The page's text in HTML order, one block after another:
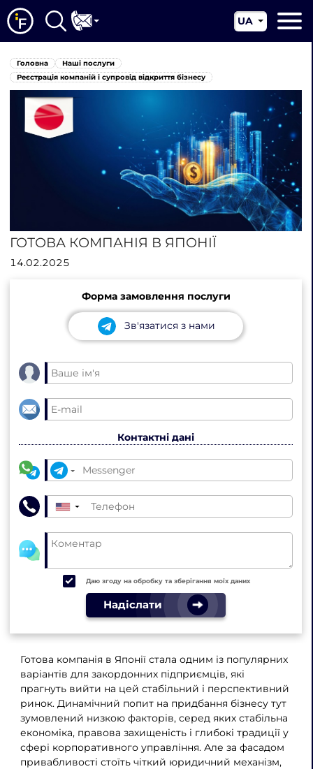
Про нас
Наші послуги
Новини
Юрисдикції
Контакти
UA
EN
Головна
Наші послуги
Реєстрація компаній і супровід відкриття бізнесу
ГОТОВА КОМПАНІЯ В ЯПОНІЇ
14.02.2025
Форма замовлення послуги
Зв'язатися з нами
Контактні дані
▼
Даю згоду на обробку та зберігання моїх даних
Надіслати
Готова компанія в Японії стала одним із популярних
варіантів для закордонних підприємців, які
прагнуть вийти на цей стабільний і перспективний
ринок. Динамічний попит на придбання бізнесу тут
зумовлений низкою факторів, серед яких стабільна
економіка, правова захищеність і глибокі традиції у
сфері корпоративного управління. Але за фасадом
привабливості стоїть чіткий юридичний механізм,